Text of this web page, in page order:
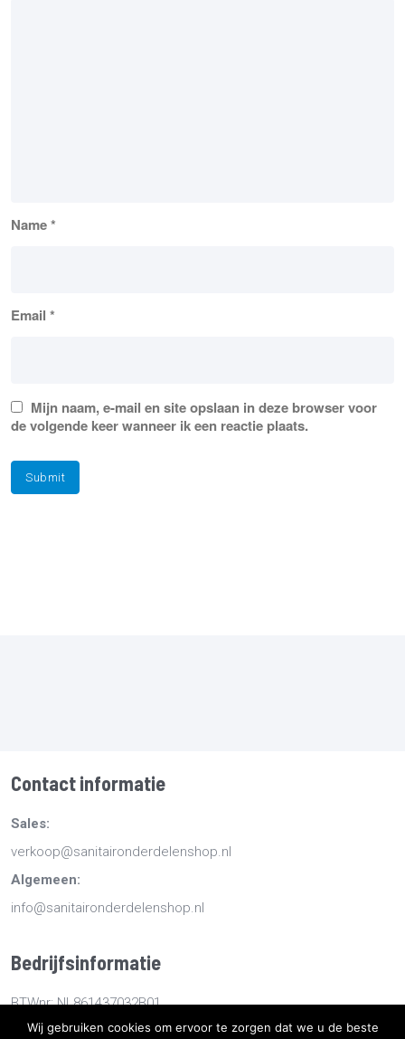
Name*
Email *
Mijn naam, e-mail en site opslaan in deze browser voor
de volgende keer wanneer ik een reactie plaats.
Contact informatie
Sales:
verkoop@sanitaironderdelenshop.nl
Algemeen:
info@sanitaironderdelenshop.nl
Bedrijfsinformatie
BTWnr: NL861437032B01
KvKnr: 78527112
Wij gebruiken cookies om ervoor te zorgen dat we u de beste